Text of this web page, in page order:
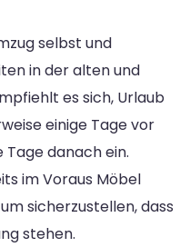
selbst und
in der alten und
es sich, Urlaub
einige Tage vor
Tage danach ein.
im Voraus Möbel
sicherzustellen, dass
stehen.